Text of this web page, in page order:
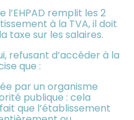
remplit les 2
à la TVA, il doit
taxe sur les salaires.
refusant d’accéder à la
que :
par un organisme
publique : cela
que l’établissement